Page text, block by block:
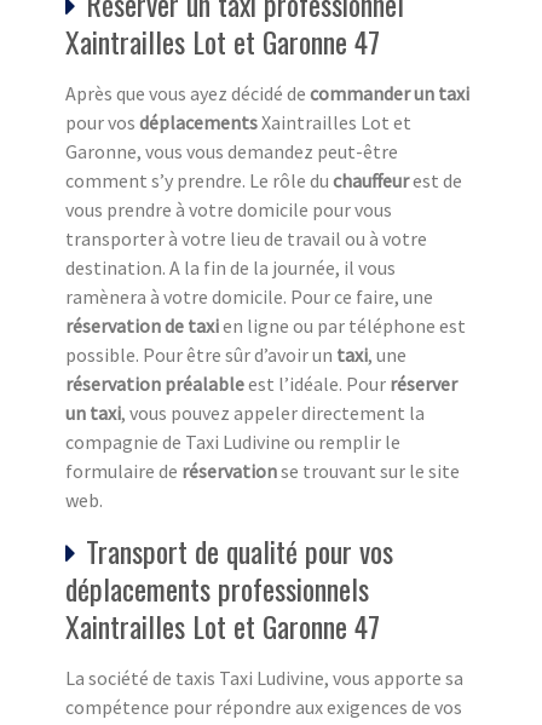
Xaintrailles Lot et Garonne 47
Après que vous ayez décidé de commander un taxi
pour vos déplacementsXaintrailles Lot et
Garonne, vous vous demandez peut-être
comment s’y prendre. Le rôle du chauffeurest de
vous prendre à votre domicile pour vous
transporter à votre lieu de travail ou à votre
destination. A la fin de la journée, il vous
ramènera à votre domicile. Pour ce faire, une
réservation de taxien ligne ou par téléphone est
possible. Pour être sûr d’avoir un taxi, une
réservation préalableest l’idéale. Pour réserver
un taxi, vous pouvez appeler directement la
compagnie de Taxi Ludivine ou remplir le
formulaire de réservationse trouvant sur le site
web.
Transport de qualité pour vos
déplacements professionnels
Xaintrailles Lot et Garonne 47
La société de taxis Taxi Ludivine, vous apporte sa
compétence pour répondre aux exigences de vos